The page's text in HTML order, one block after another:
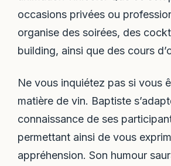
occasions privées ou
organise des soirées, des
building, ainsi que des cours
Ne vous inquiétez pas si vous
matière de vin. Baptiste
connaissance de ses
permettant ainsi de vous
appréhension. Son humour